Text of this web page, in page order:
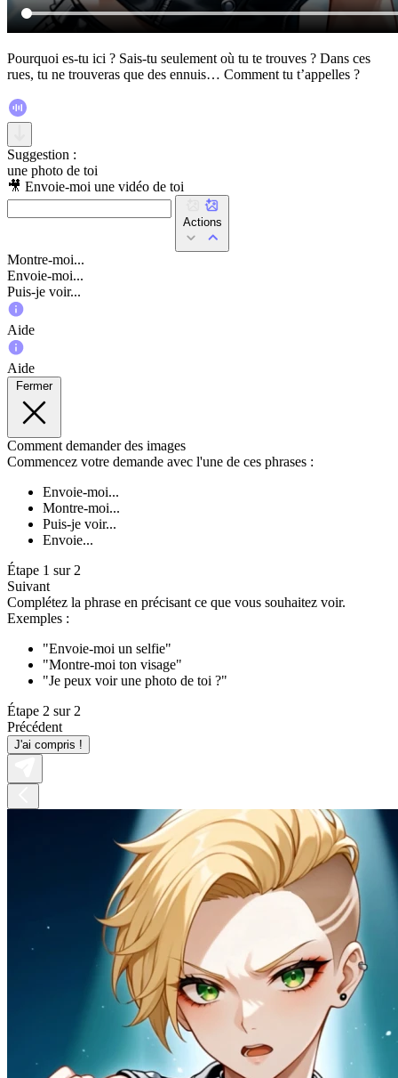
Pourquoi es-tu ici ? Sais-tu seulement où tu te trouves ? Dans ces
rues, tu ne trouveras que des ennuis… Comment tu t’appelles ?
Suggestion :
une photo de toi
🎥 Envoie-moi une vidéo de toi
Actions
Montre-moi...
Envoie-moi...
Puis-je voir...
Aide
Aide
Fermer
Comment demander des images
Commencez votre demande avec l'une de ces phrases :
Envoie-moi...
Montre-moi...
Puis-je voir...
Envoie...
Étape 1 sur 2
Suivant
Complétez la phrase en précisant ce que vous souhaitez voir.
Exemples :
"Envoie-moi un selfie"
"Montre-moi ton visage"
"Je peux voir une photo de toi ?"
Étape 2 sur 2
Précédent
J'ai compris !